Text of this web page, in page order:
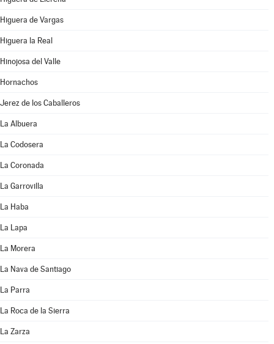
Higuera de Vargas
Higuera la Real
Hinojosa del Valle
Hornachos
Jerez de los Caballeros
La Albuera
La Codosera
La Coronada
La Garrovilla
La Haba
La Lapa
La Morera
La Nava de Santiago
La Parra
La Roca de la Sierra
La Zarza